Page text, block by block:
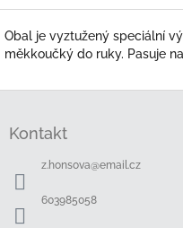
Obal je vyztužený speciální
měkkoučký do ruky. Pasuje
Kontakt
z.honsova@email.cz
603985058